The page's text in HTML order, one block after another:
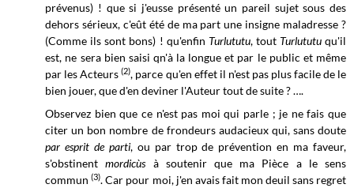
prévenus) ! que si j'eusse présenté un pareil sujet sous des
dehors sérieux, c'eût été de ma part une insigne maladresse ?
(Comme ils sont bons) ! qu'enfin Turlututu, tout Turlututuqu'il
est, ne sera bien saisi qn'à la longue et par le public et même
par les Acteurs(2), parce qu'en effet il n'est pas plus facile de le
bien jouer, que d'en deviner l'Auteur tout de suite ? ….
Observez bien que ce n'est pas moi qui parle ; je ne fais que
citer un bon nombre de frondeurs audacieux qui, sans doute
par esprit de parti, ou par trop de prévention en ma faveur,
s'obstinentmordicùs à soutenir que ma Pièce a le sens
commun(3). Car pour moi, j'en avais fait mon deuil sans regret